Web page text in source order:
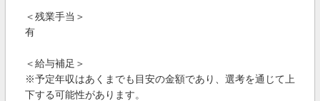
＜残業手当＞
有
＜給与補足＞
※予定年収はあくまでも目安の金額であり、選考を通じて上
下する可能性があります。